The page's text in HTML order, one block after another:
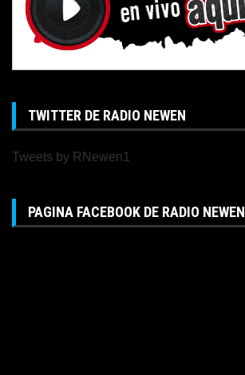
TWITTER DE RADIO NEWEN
Tweets by RNewen1
PAGINA FACEBOOK DE RADIO NEWEN